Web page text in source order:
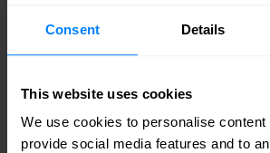
Consent Details
This website uses cookies
We use cookies to personalise content
provide social media features and to
Disponible pour :